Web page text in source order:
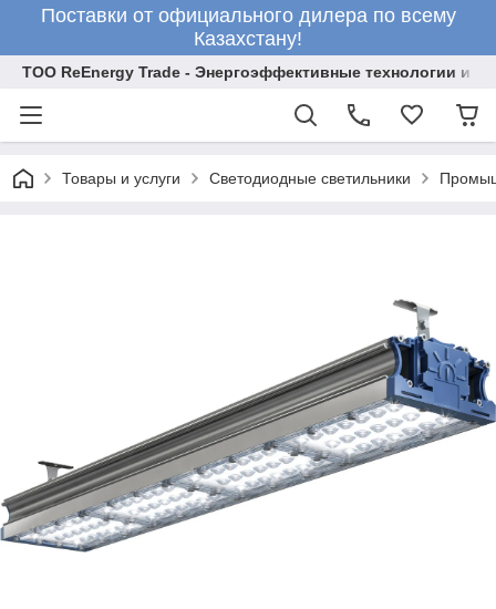
Поставки от официального дилера по всему
Казахстану!
ТОО ReEnergy Trade - Энергоэффективные технологии и
Товары и услуги Светодиодные светильники